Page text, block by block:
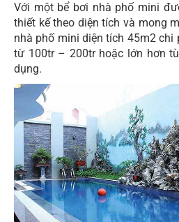
Với một bể bơi nhà phố mini
thiết kế theo diện tích và mong
nhà phố mini diện tích 45m2 chi
từ 100tr – 200tr hoặc lớn hơn
dụng.